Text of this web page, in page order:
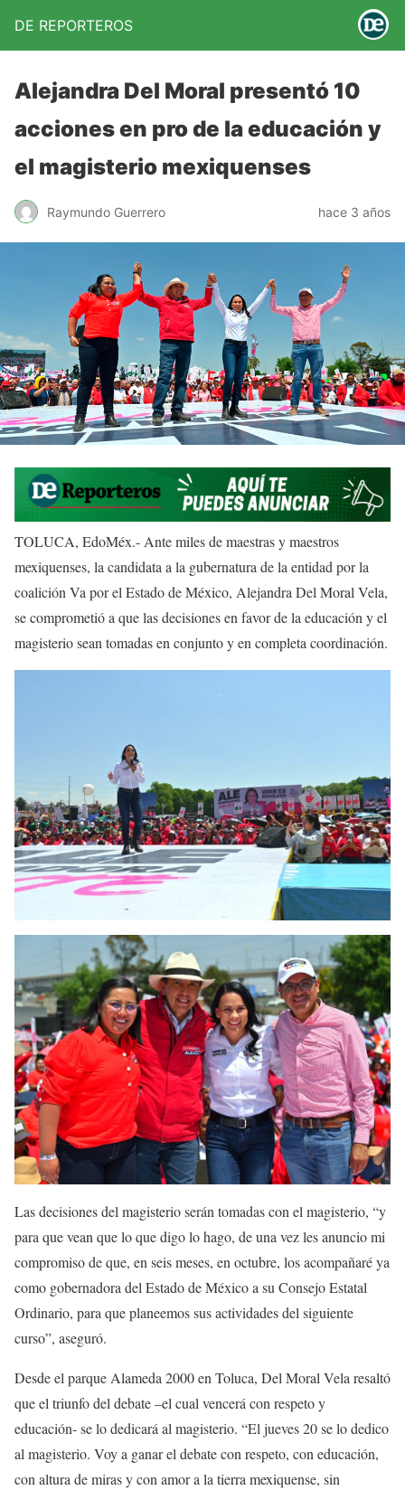
DE REPORTEROS
Alejandra Del Moral presentó 10
acciones en pro de la educación y
el magisterio mexiquenses
Raymundo Guerrero hace 3 años
TOLUCA, EdoMéx.- Ante miles de maestras y maestros
mexiquenses, la candidata a la gubernatura de la entidad por la
coalición Va por el Estado de México, Alejandra Del Moral Vela,
se comprometió a que las decisiones en favor de la educación y el
magisterio sean tomadas en conjunto y en completa coordinación.
Las decisiones del magisterio serán tomadas con el magisterio, “y
para que vean que lo que digo lo hago, de una vez les anuncio mi
compromiso de que, en seis meses, en octubre, los acompañaré ya
como gobernadora del Estado de México a su Consejo Estatal
Ordinario, para que planeemos sus actividades del siguiente
curso”, aseguró.
Desde el parque Alameda 2000 en Toluca, Del Moral Vela resaltó
que el triunfo del debate –el cual vencerá con respeto y
educación- se lo dedicará al magisterio. “El jueves 20 se lo dedico
al magisterio. Voy a ganar el debate con respeto, con educación,
con altura de miras y con amor a la tierra mexiquense, sin